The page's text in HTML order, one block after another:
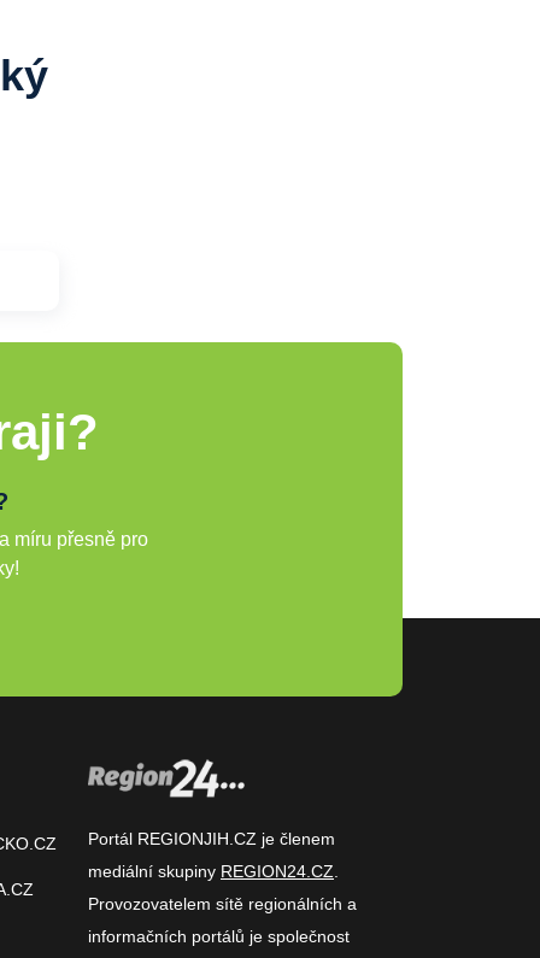
míru přesně pro
Portál REGIONJIH.CZ je členem
mediální skupiny REGION24.CZ
Provozovatelem sítě regionálních a
informačních portálů je společnost